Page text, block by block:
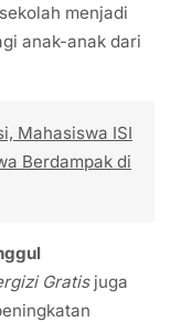
menjadi
anak-anak dari
Mahasiswa ISI
Berdampak di
Gratisjuga